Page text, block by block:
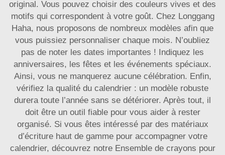
original. Vous pouvez choisir des couleurs vives et des
motifs qui correspondent à votre goût. Chez Longgang
Haha, nous proposons de nombreux modèles afin que
vous puissiez personnaliser chaque mois. N’oubliez
pas de noter les dates importantes ! Indiquez les
anniversaires, les fêtes et les événements spéciaux.
Ainsi, vous ne manquerez aucune célébration. Enfin,
vérifiez la qualité du calendrier : un modèle robuste
durera toute l’année sans se détériorer. Après tout, il
doit être un outil fiable pour vous aider à rester
organisé. Si vous êtes intéressé par des matériaux
d’écriture haut de gamme pour accompagner votre
calendrier, découvrez notre Ensemble de crayons pour